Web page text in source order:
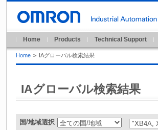
Home Products Technical Support
Home > IAグローバル検索結果
IAグローバル検索結果
国/地域選択